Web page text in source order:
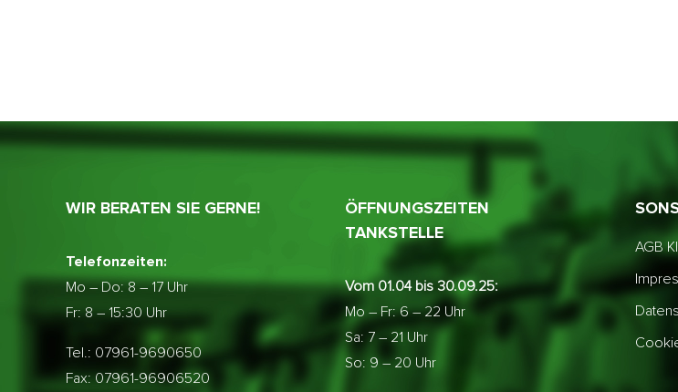
WIR BERATEN SIE GERNE!
Telefonzeiten:
Mo – Do:8 – 17 Uhr
Fr: 8 – 15:30 Uhr
Tel.: 07961-9690650
Fax: 07961-96906520
ÖFFNUNGSZEITEN
TANKSTELLE
Vom 01.04 bis 30.09.25:
Mo – Fr: 6 – 22 Uhr
Sa: 7 – 21 Uhr
So: 9 – 20 Uhr
AGB